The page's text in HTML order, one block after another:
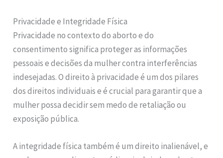
Privacidade e Integridade Física
Privacidade no contexto do aborto e do
consentimento significa proteger as informações
pessoais e decisões da mulher contra interferências
indesejadas. O direito à privacidade é um dos pilares
dos direitos individuais e é crucial para garantir que a
mulher possa decidir sem medo de retaliação ou
exposição pública.
A integridade física também é um direito inalienável, e